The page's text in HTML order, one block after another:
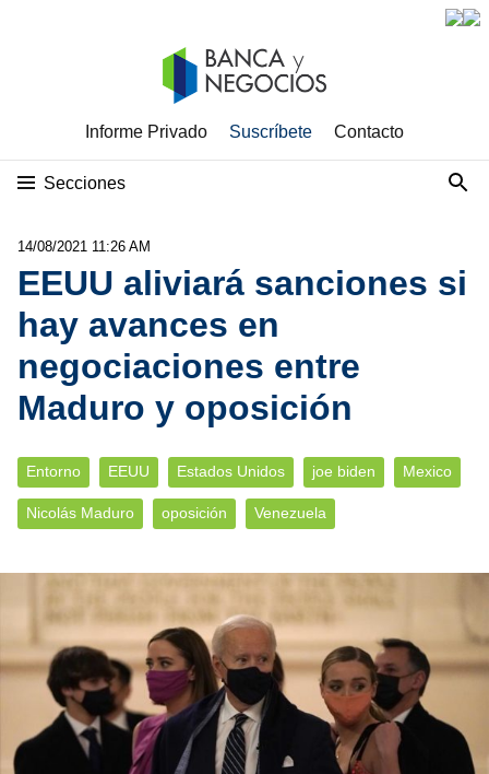
Informe Privado Suscríbete Contacto
Secciones
14/08/2021 11:26 AM
EEUU aliviará sanciones si
hay avances en
negociaciones entre
Maduro y oposición
Entorno EEUU Estados Unidos joe biden Mexico
Nicolás Maduro oposición Venezuela